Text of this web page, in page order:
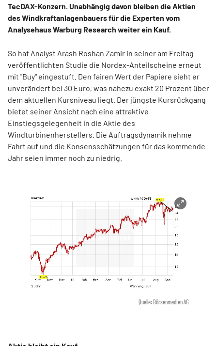
TecDAX-Konzern. Unabhängig davon bleiben die Aktien
des Windkraftanlagenbauers für die Experten vom
Analysehaus Warburg Research weiter ein Kauf.
So hat Analyst Arash Roshan Zamir in seiner am Freitag
veröffentlichten Studie die Nordex-Anteilscheine erneut
mit "Buy" eingestuft. Den fairen Wert der Papiere sieht er
unverändert bei 30 Euro, was nahezu exakt 20 Prozent über
dem aktuellen Kursniveau liegt. Der jüngste Kursrückgang
bietet seiner Ansicht nach eine attraktive
Einstiegsgelegenheit in die Aktie des
Windturbinenherstellers. Die Auftragsdynamik nehme
Fahrt auf und die Konsensschätzungen für das kommende
Jahr seien immer noch zu niedrig.
Quelle: Börsenmedien AG